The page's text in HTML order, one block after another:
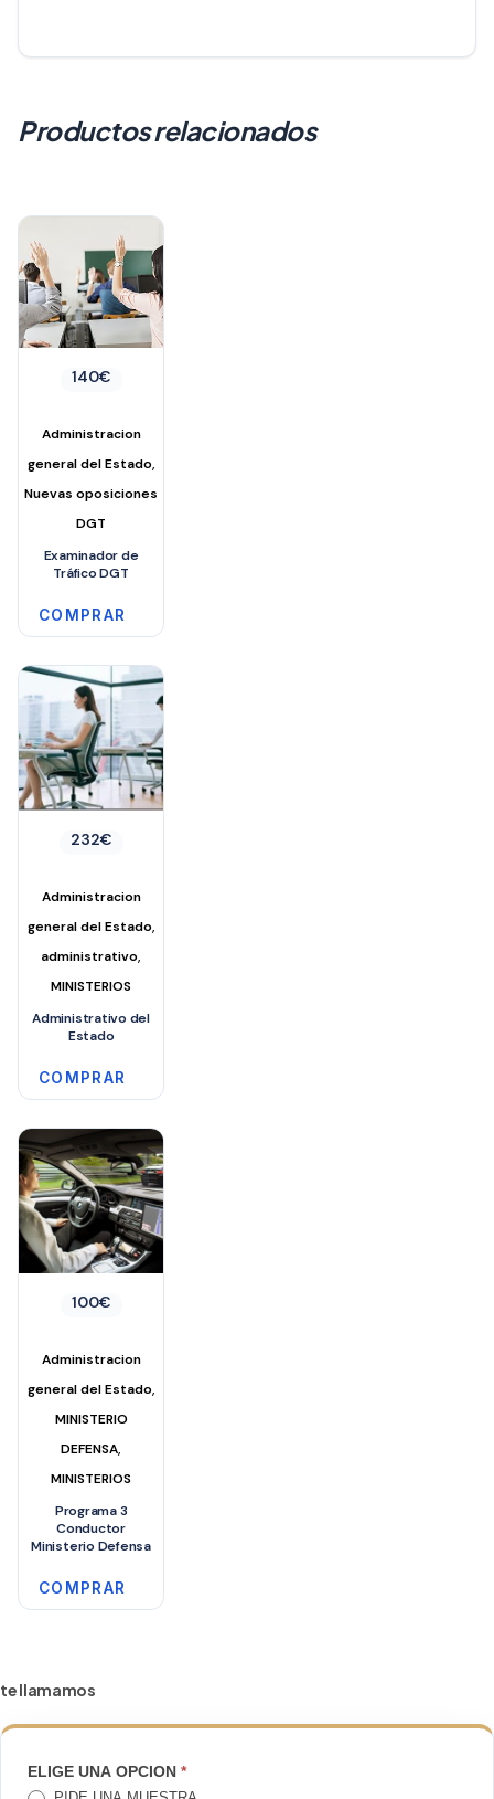
Productos relacionados
140€
Administracion
general del Estado,
Nuevas oposiciones
DGT
Examinador de
Tráfico DGT
COMPRAR
232€
Administracion
general del Estado,
administrativo,
MINISTERIOS
Administrativo del
Estado
COMPRAR
100€
Administracion
general del Estado,
MINISTERIO
DEFENSA,
MINISTERIOS
Programa 3
Conductor
Ministerio Defensa
COMPRAR
te llamamos
TE
ELIGE UNA OPCION *